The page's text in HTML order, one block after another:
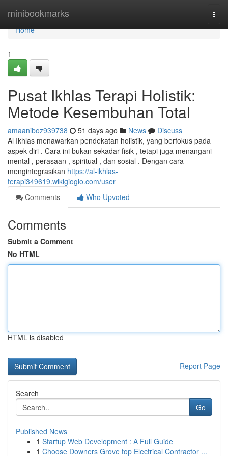
minibookmarks
Home
Home
1
Pusat Ikhlas Terapi Holistik:
Metode Kesembuhan Total
amaaniboz939738 51 days ago News
Discuss
Al Ikhlas menawarkan pendekatan holistik, yang berfokus pada
aspek diri . Cara ini bukan sekadar fisik , tetapi juga menangani
mental , perasaan , spiritual , dan sosial . Dengan cara
mengintegrasikan https://al-ikhlas-
terapi349619.wikigiogio.com/user
Comments
Who Upvoted
Comments
Submit a Comment
No HTML
HTML is disabled
Report Page
Search
Go
Published News
1 Startup Web Development : A Full Guide
1 Choose Downers Grove top Electrical Contractor ...